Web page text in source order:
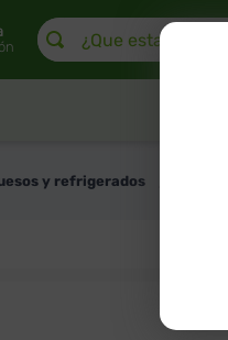
¿Que estas buscando?
y refrigerados